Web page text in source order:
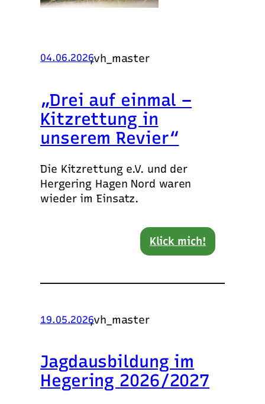
04.06.2026
,vh_master
„Drei auf einmal –
Kitzrettung in
unserem Revier“
Die Kitzrettung e.V. und der
Hergering Hagen Nord waren
wieder im Einsatz.
Klick mich!
19.05.2026
,vh_master
Jagdausbildung im
Hegering 2026/2027